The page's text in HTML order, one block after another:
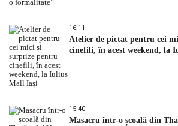
16:11
Atelier de pictat pentru cei
cinefili, în acest weekend, la
15:40
Masacru într-o școală din